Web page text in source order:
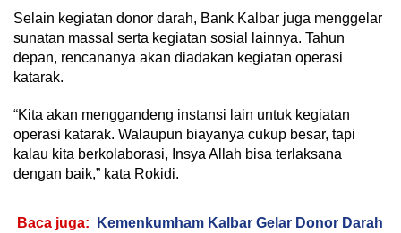
Selain kegiatan donor darah, Bank Kalbar juga menggelar
sunatan massal serta kegiatan sosial lainnya. Tahun
depan, rencananya akan diadakan kegiatan operasi
katarak.
“Kita akan menggandeng instansi lain untuk kegiatan
operasi katarak. Walaupun biayanya cukup besar, tapi
kalau kita berkolaborasi, Insya Allah bisa terlaksana
dengan baik,” kata Rokidi.
Baca juga:
Kemenkumham Kalbar Gelar Donor Darah